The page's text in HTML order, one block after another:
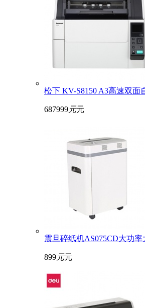
松下 KV-S8150 A3高速双面
687999元元
震旦碎纸机AS075CD大功
899元元